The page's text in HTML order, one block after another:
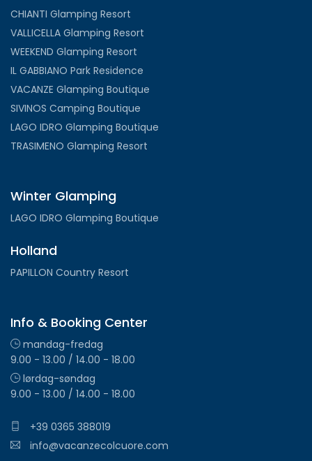
CHIANTI Glamping Resort
VALLICELLA Glamping Resort
WEEKEND Glamping Resort
IL GABBIANO Park Residence
VACANZE Glamping Boutique
SIVINOS Camping Boutique
LAGO IDRO Glamping Boutique
TRASIMENO Glamping Resort
Winter Glamping
LAGO IDRO Glamping Boutique
Holland
PAPILLON Country Resort
Info & Booking Center
mandag-fredag
9.00 - 13.00 / 14.00 - 18.00
lørdag-søndag
9.00 - 13.00 / 14.00 - 18.00
+39 0365 388019
info@vacanzecolcuore.com